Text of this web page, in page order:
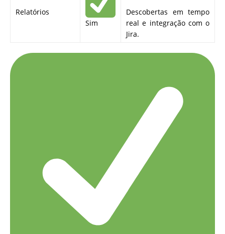
Relatórios
Sim
Descobertas em tempo
real e integração com o
Jira.